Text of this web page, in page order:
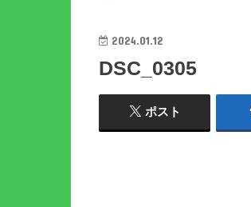
2024.01.12
DSC_0305
ポスト